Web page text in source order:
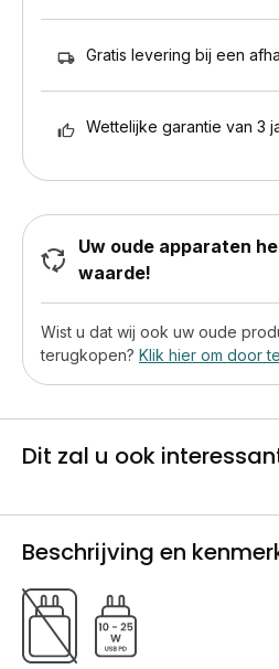
Gratis levering bij een
Wettelijke garantie van 3
Uw oude apparaten
waarde!
Wist u dat wij ook uw oude
terugkopen? Klik hier om door
Dit zal u ook
Beschrijving en